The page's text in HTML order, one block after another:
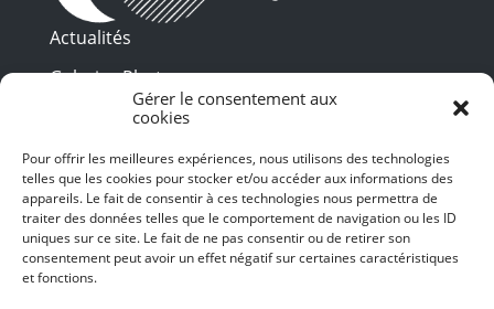
Gérer le consentement aux
cookies
Pour offrir les meilleures expériences, nous utilisons des technologies
telles que les cookies pour stocker et/ou accéder aux informations des
appareils. Le fait de consentir à ces technologies nous permettra de
traiter des données telles que le comportement de navigation ou les ID
uniques sur ce site. Le fait de ne pas consentir ou de retirer son
consentement peut avoir un effet négatif sur certaines caractéristiques
et fonctions.
Actualités
Galeries Photos
Vidéothèque
Presse
Programme PDF
Billetterie
Recrutement
Mentions légales